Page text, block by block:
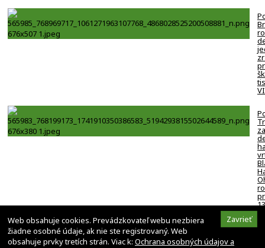
Zavrieť
Web obsahuje cookies. Prevádzkovateľ webu nezbiera
žiadne osobné údaje, ak nie ste registrovaný. Web
obsahuje prvky tretích strán. Viac k: Ochrana osobných údajov a